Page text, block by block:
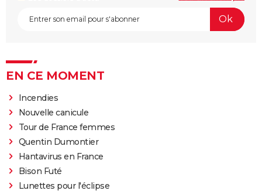
EN CE MOMENT
Incendies
Nouvelle canicule
Tour de France femmes
Quentin Dumontier
Hantavirus en France
Bison Futé
Lunettes pour l'éclipse